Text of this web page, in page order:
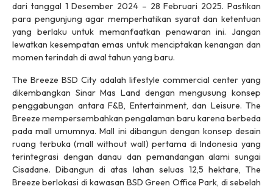
dari tanggal 1 Desember 2024 – 28 Februari 2025. Pastikan
para pengunjung agar memperhatikan syarat dan ketentuan
yang berlaku untuk memanfaatkan penawaran ini. Jangan
lewatkan kesempatan emas untuk menciptakan kenangan dan
momen terindah di awal tahun yang baru.
The Breeze BSD City adalah lifestyle commercial centeryang
dikembangkan Sinar Mas Land dengan mengusung konsep
penggabungan antara F&B, Entertainment, dan Leisure. The
Breeze mempersembahkan pengalaman baru karena berbeda
padamall umumnya.Mall ini dibangun dengan konsep desain
ruang terbuka (mall without wall) pertama di Indonesia yang
terintegrasi dengan danau dan pemandangan alami sungai
Cisadane. Dibangun di atas lahan seluas 12,5 hektare, The
Breeze berlokasi di kawasan BSD Green Office Park, di sebelah